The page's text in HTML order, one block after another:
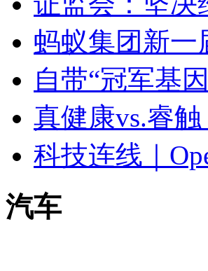
蚂蚁集团新一
自带“冠军基
真健康vs.睿
科技连线｜
汽车